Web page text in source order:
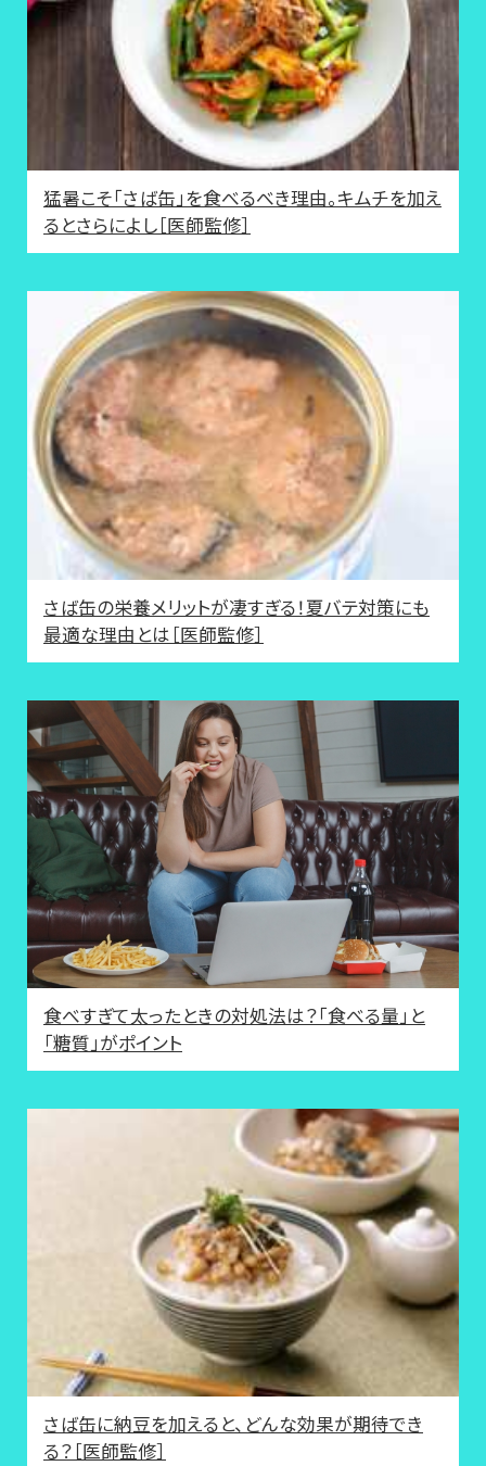
猛暑こそ「さば缶」を食べるべき理由。キムチを加え
るとさらによし［医師監修］
さば缶の栄養メリットが凄すぎる！夏バテ対策にも
最適な理由とは［医師監修］
食べすぎて太ったときの対処法は？「食べる量」と
「糖質」がポイント
さば缶に納豆を加えると、どんな効果が期待でき
る？［医師監修］